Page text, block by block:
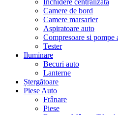
Inchidere centralizata
Camere de bord
Camere marsarier
Aspiratoare auto
Compresoare si pompe
Tester
Iluminare
Becuri auto
Lanterne
Ștergătoare
Piese Auto
Frânare
Piese